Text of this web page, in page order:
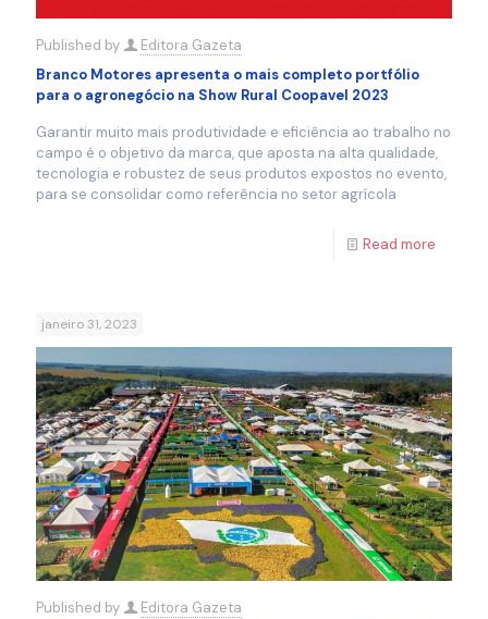
Published by
Editora Gazeta
Branco Motores apresenta o mais completo portfólio
para o agronegócio na Show Rural Coopavel 2023
Garantir muito mais produtividade e eficiência ao trabalho no
campo é o objetivo da marca, que aposta na alta qualidade,
tecnologia e robustez de seus produtos expostos no evento,
para se consolidar como referência no setor agrícola
Read more
janeiro 31, 2023
Published by
Editora Gazeta